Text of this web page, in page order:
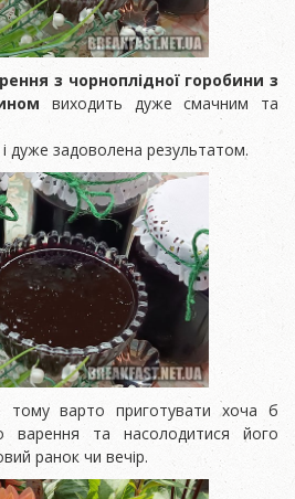
з чорноплідної горобини з
виходить дуже смачним та
дуже задоволена результатом.
тому варто приготувати хоча б
варення та насолодитися його
ранок чи вечір.